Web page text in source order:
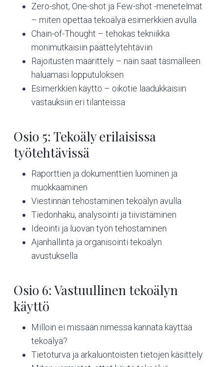
Zero-shot, One-shot ja Few-shot -menetelmät
– miten opettaa tekoälyä esimerkkien avulla
Chain-of-Thought – tehokas tekniikka
monimutkaisiin päättelytehtäviin
Rajoitusten määrittely – näin saat täsmälleen
haluamasi lopputuloksen
Esimerkkien käyttö – oikotie laadukkaisiin
vastauksiin eri tilanteissa
Osio 5: Tekoäly erilaisissa
työtehtävissä
Raporttien ja dokumenttien luominen ja
muokkaaminen
Viestinnän tehostaminen tekoälyn avulla
Tiedonhaku, analysointi ja tiivistäminen
Ideointi ja luovan työn tehostaminen
Ajanhallinta ja organisointi tekoälyn
avustuksella
Osio 6: Vastuullinen tekoälyn
käyttö
Milloin ei missään nimessä kannata käyttää
tekoälyä?
Tietoturva ja arkaluontoisten tietojen käsittely